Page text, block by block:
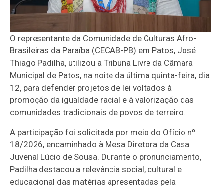
O representante da Comunidade de Culturas Afro-
Brasileiras da Paraíba (CECAB-PB) em Patos, José
Thiago Padilha, utilizou a Tribuna Livre da Câmara
Municipal de Patos, na noite da última quinta-feira, dia
12, para defender projetos de lei voltados à
promoção da igualdade racial e à valorização das
comunidades tradicionais de povos de terreiro.
A participação foi solicitada por meio do Ofício nº
18/2026, encaminhado à Mesa Diretora da Casa
Juvenal Lúcio de Sousa. Durante o pronunciamento,
Padilha destacou a relevância social, cultural e
educacional das matérias apresentadas pela